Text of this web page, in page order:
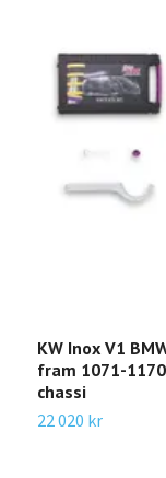
KW Inox V1
fram 1071-
chassi
22 020 kr